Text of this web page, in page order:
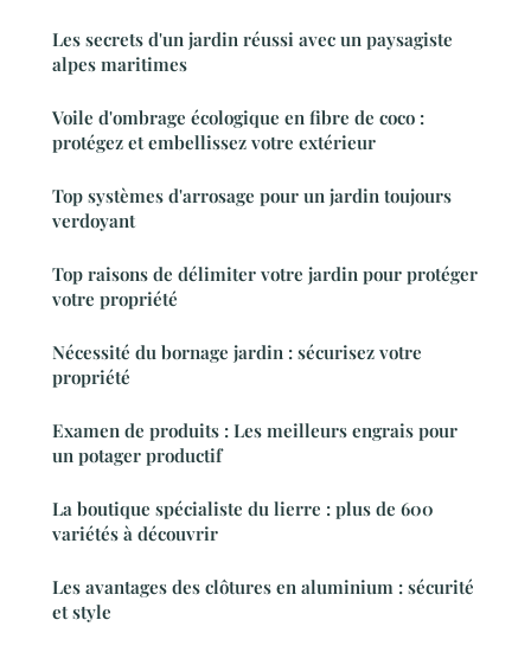
Les secrets d'un jardin réussi avec un paysagiste
alpes maritimes
Voile d'ombrage écologique en fibre de coco :
protégez et embellissez votre extérieur
Top systèmes d'arrosage pour un jardin toujours
verdoyant
Top raisons de délimiter votre jardin pour protéger
votre propriété
Nécessité du bornage jardin : sécurisez votre
propriété
Examen de produits : Les meilleurs engrais pour
un potager productif
La boutique spécialiste du lierre : plus de 600
variétés à découvrir
Les avantages des clôtures en aluminium : sécurité
et style